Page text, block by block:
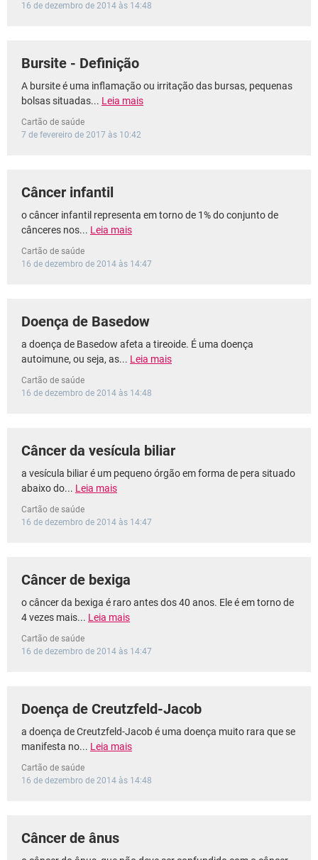
16 de dezembro de 2014 às 14:48
Bursite - Definição
A bursite é uma inflamação ou irritação das bursas, pequenas
bolsas situadas... Leia mais
Cartão de saúde
7 de fevereiro de 2017 às 10:42
Câncer infantil
o câncer infantil representa em torno de 1% do conjunto de
cânceres nos... Leia mais
Cartão de saúde
16 de dezembro de 2014 às 14:47
Doença de Basedow
a doença de Basedow afeta a tireoide. É uma doença
autoimune, ou seja, as... Leia mais
Cartão de saúde
16 de dezembro de 2014 às 14:48
Câncer da vesícula biliar
a vesícula biliar é um pequeno órgão em forma de pera situado
abaixo do... Leia mais
Cartão de saúde
16 de dezembro de 2014 às 14:47
Câncer de bexiga
o câncer da bexiga é raro antes dos 40 anos. Ele é em torno de
4 vezes mais... Leia mais
Cartão de saúde
16 de dezembro de 2014 às 14:47
Doença de Creutzfeld-Jacob
a doença de Creutzfeld-Jacob é uma doença muito rara que se
manifesta no... Leia mais
Cartão de saúde
16 de dezembro de 2014 às 14:48
Câncer de ânus